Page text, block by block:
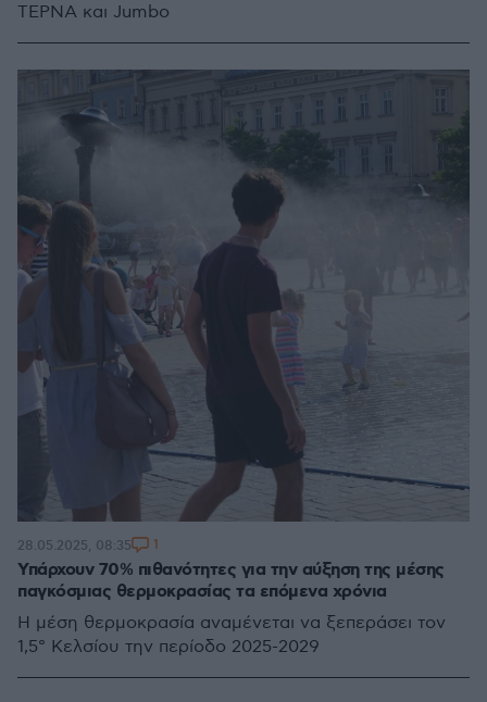
ΤΕΡΝΑ και Jumbo
Υπάρχουν 70% πιθανότητες για την αύξηση της μέσης
παγκόσμιας θερμοκρασίας τα επόμενα χρόνια
Η μέση θερμοκρασία αναμένεται να ξεπεράσει τον
1,5° Κελσίου την περίοδο 2025-2029
28.05.2025, 08:35 1